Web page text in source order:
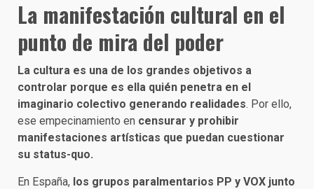
La manifestación cultural en el
punto de mira del poder
La cultura es una de los grandes objetivos a
controlar porque es ella quién penetra en el
imaginario colectivo generando realidades. Por ello,
ese empecinamiento en censurar y prohibir
manifestaciones artísticas que puedan cuestionar
su status-quo.
En España, los grupos paralmentarios PP y VOX junto